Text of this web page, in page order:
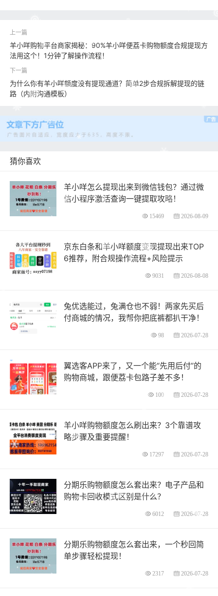
羊小咩购物平台商家揭秘：90%羊小咩便荔卡购物额度合规提现方
法用这个！1分钟了解操作流程！
为什么你有羊小咩额度没有提现通道？简单2步合规拆解提现的链
路（内附沟通模板）
猜你喜欢
羊小咩怎么提现出来到微信钱包？通过微
信小程序激活查询一键提取攻略！
15469 2026-08-09
京东白条和羊小咩额度变现提现出来TOP
6推荐，附合规操作流程+风险提示
9031 2026-08-08
兔优选能过，兔满仓也不弱！两家先买后
付商城的情况，我帮你把底裤都扒干净！
98 2026-07-28
翼选客APP来了，又一个能“先用后付”的
购物商城，跟便荔卡包路子差不多！
100 2026-07-28
羊小咩购物额度怎么刷出来？3个靠谱攻
略步骤及重要提醒！
17297 2026-07-28
分期乐购物额度怎么套出来？电子产品和
购物卡回收模式区别是什么？
6012 2026-07-28
分期乐购物额度怎么套出来，一个秒回简
单步骤轻松提现！
2317 2026-07-28